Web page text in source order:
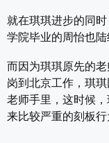
就在琪琪进步的同
学院毕业的周怡也陆
而因为琪琪原先的
岗到北京工作，琪
老师手里，这时候
来比较严重的刻板行